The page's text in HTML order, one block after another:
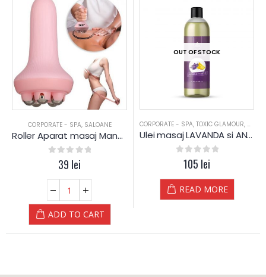
CORPORATE - SPA, SALOANE
Roller Aparat masaj Manual Roz – 5 Bile – Ø 8×14,5 cm
out of 5
39 lei
ADD TO CART
OUT OF STOCK
CORPORATE - SPA, TOXIC GLAMOUR, ULEI
Ulei masaj LAVANDA si ANANAS – 1 L – Diamond
out of 5
105 lei
READ MORE